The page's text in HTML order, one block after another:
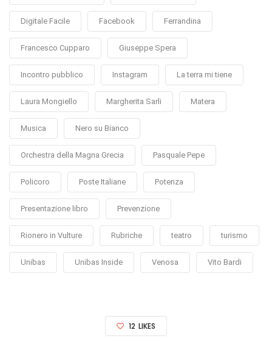
Digitale Facile Facebook Ferrandina
Francesco Cupparo Giuseppe Spera
Incontro pubblico Instagram La terra mi tiene
Laura Mongiello Margherita Sarli Matera
Musica Nero su Bianco
Orchestra della Magna Grecia Pasquale Pepe
Policoro Poste Italiane Potenza
Presentazione libro Prevenzione
Rionero in Vulture Rubriche teatro turismo
Unibas Unibas Inside Venosa Vito Bardi
12 LIKES